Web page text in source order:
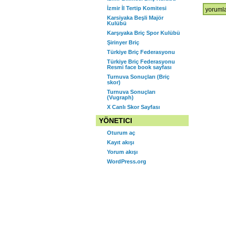
İzmir İl Tertip Komitesi
Karsiyaka Beşli Majör
Kulübü
Karşıyaka Briç Spor Kulübü
Şirinyer Briç
Türkiye Briç Federasyonu
Türkiye Briç Federasyonu
Resmi face book sayfası
Turnuva Sonuçları (Briç
skor)
Turnuva Sonuçları
(Vugraph)
X Canlı Skor Sayfası
YÖNETICI
Oturum aç
Kayıt akışı
Yorum akışı
WordPress.org